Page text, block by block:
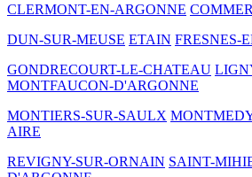
CLERMONT-EN-ARGONNE
DUN-SUR-MEUSE ETAIN FRESNES-
GONDRECOURT-LE-CHATEAU
MONTFAUCON-D'ARGONNE
MONTIERS-SUR-SAULX
AIRE
REVIGNY-SUR-ORNAIN SAINT-